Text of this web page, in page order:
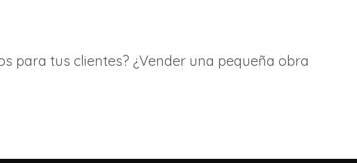
para tus clientes? ¿Vender una pequeña obra